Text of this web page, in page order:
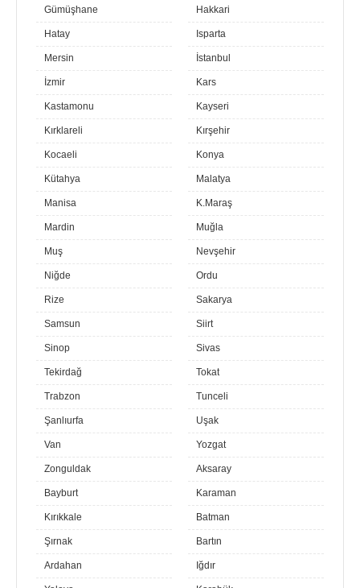
Gümüşhane Hakkari
Hatay Isparta
Mersin İstanbul
İzmir Kars
Kastamonu Kayseri
Kırklareli Kırşehir
Kocaeli Konya
Kütahya Malatya
Manisa K.Maraş
Mardin Muğla
Muş Nevşehir
Niğde Ordu
Rize Sakarya
Samsun Siirt
Sinop Sivas
Tekirdağ Tokat
Trabzon Tunceli
Şanlıurfa Uşak
Van Yozgat
Zonguldak Aksaray
Bayburt Karaman
Kırıkkale Batman
Şırnak Bartın
Ardahan Iğdır